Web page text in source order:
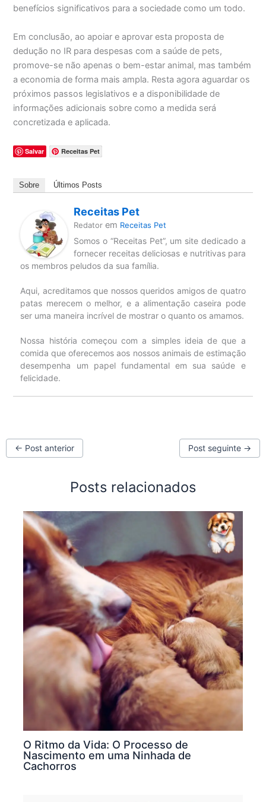
benefícios significativos para a sociedade como um todo.
Em conclusão, ao apoiar e aprovar esta proposta de
dedução no IR para despesas com a saúde de pets,
promove-se não apenas o bem-estar animal, mas também
a economia de forma mais ampla. Resta agora aguardar os
próximos passos legislativos e a disponibilidade de
informações adicionais sobre como a medida será
concretizada e aplicada.
Salvar Receitas Pet
Sobre Últimos Posts
Receitas Pet
Redator em Receitas Pet
Somos o “Receitas Pet”, um site dedicado a
fornecer receitas deliciosas e nutritivas para
os membros peludos da sua família.
Aqui, acreditamos que nossos queridos amigos de quatro
patas merecem o melhor, e a alimentação caseira pode
ser uma maneira incrível de mostrar o quanto os amamos.
Nossa história começou com a simples ideia de que a
comida que oferecemos aos nossos animais de estimação
desempenha um papel fundamental em sua saúde e
felicidade.
← Post anterior Post seguinte →
Posts relacionados
O Ritmo da Vida: O Processo de
Nascimento em uma Ninhada de
Cachorros